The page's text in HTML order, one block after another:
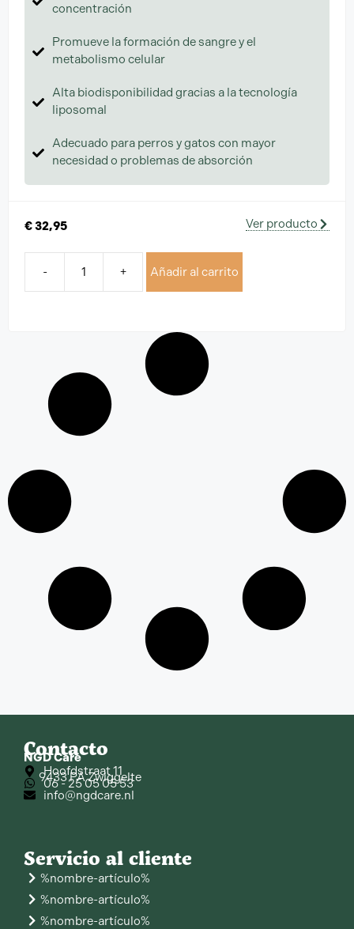
concentración
Promueve la formación de sangre y el
metabolismo celular
Alta biodisponibilidad gracias a la tecnología
liposomal
Adecuado para perros y gatos con mayor
necesidad o problemas de absorción
€32,95 Ver producto
- + Añadir al carrito
Contacto
NGD Care
Hoofdstraat 11
9433 PA Zwiggelte
06 - 25 05 05 53
info@ngdcare.nl
Servicio al cliente
%nombre-artículo%
%nombre-artículo%
%nombre-artículo%